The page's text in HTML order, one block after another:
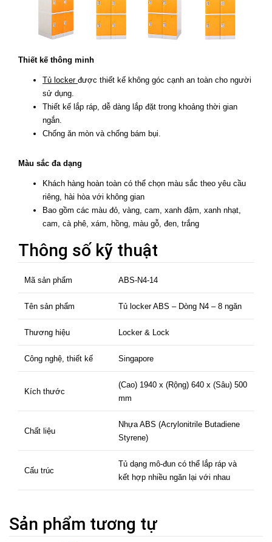
Thiết kế thông minh
Tủ locker được thiết kế không góc cạnh an toàn cho người
sử dụng.
Thiết kế lắp ráp, dễ dàng lắp đặt trong khoảng thời gian
ngắn.
Chống ăn mòn và chống bám bụi.
Màu sắc đa dạng
Khách hàng hoàn toàn có thể chọn màu sắc theo yêu cầu
riêng, hài hòa với không gian
Bao gồm các màu đỏ, vàng, cam, xanh đậm, xanh nhạt,
cam, cà phê, xám, hồng, màu gỗ, đen, trắng
Thông số kỹ thuật
Mã sản phẩm ABS-N4-14
Tên sản phẩm Tủ locker ABS – Dòng N4 – 8 ngăn
Thương hiệu Locker & Lock
Công nghệ, thiết kế Singapore
Kích thước
(Cao) 1940 x (Rộng) 640 x (Sâu) 500
mm
Chất liệu
Nhựa ABS (Acrylonitrile Butadiene
Styrene)
Cấu trúc
Tủ dạng mô-đun có thể lắp ráp và
kết hợp nhiều ngăn lại với nhau
Sản phẩm tương tự